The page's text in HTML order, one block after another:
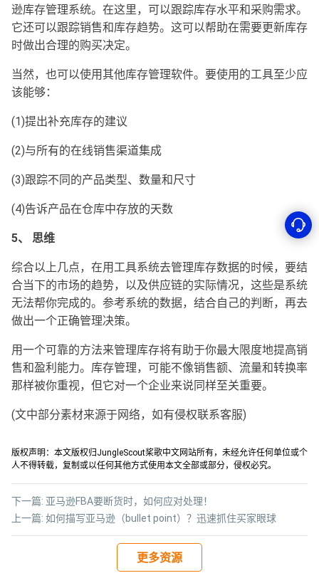
逊库存管理系统。在这里，可以跟踪库存水平和采购需求。
它还可以跟踪销售和库存趋势。这可以帮助在需要更新库存
时做出合理的购买决定。
当然，也可以使用其他库存管理软件。要使用的工具至少应
该能够：
(1)提出补充库存的建议
(2)与所有的在线销售渠道集成
(3)跟踪不同的产品类型、数量和尺寸
(4)告诉产品在仓库中存放的天数
5、 思维
综合以上几点，在用工具系统去管理库存数据的时候，要结
合当下的市场的趋势，以及供应链的实际情况，这些是系统
无法帮你完成的。参考系统的数据，结合自己的判断，再去
做出一个正确管理决策。
用一个可靠的方法来管理库存将有助于你最大限度地提高销
售和盈利能力。库存管理，可能不像销售额、流量和转换率
那样被你重视，但它对一个企业来说同样至关重要。
(文中部分素材来源于网络，如有侵权联系客服)
版权声明：本文版权归JungleScout桨歌中文网站所有，未经允许任何单位或个
人不得转载，复制或以任何其他方式使用本文全部或部分，侵权必究。
上一篇: 如何描写亚马逊（bullet point）？迅速抓住买家眼球
下一篇: 亚马逊FBA要断货时，如何应对处理！
更多资源